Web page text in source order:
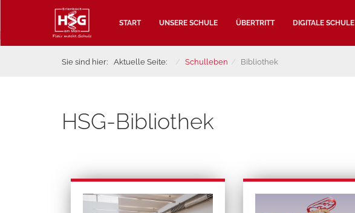
START UNSERE SCHULE ÜBERTRITT DIGITALE SCHULE
Sie sind hier: Aktuelle Seite: Schulleben Bibliothek
HSG-Bibliothek